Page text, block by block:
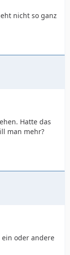
nicht so ganz
Hatte das
man mehr?
ein oder andere